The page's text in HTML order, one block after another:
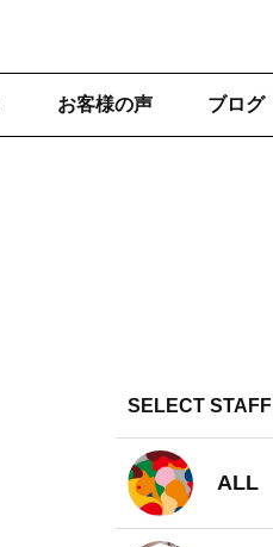
お客様の声 ブログ
SELECT STAFF
ALL